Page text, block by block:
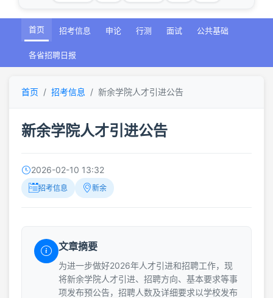
首页 招考信息 申论 行测 面试 公共基础
各省招聘日报
首页 招考信息 新余学院人才引进公告
新余学院人才引进公告
2026-02-10 13:32
招考信息 新余
文章摘要
为进一步做好2026年人才引进和招聘工作，现
将新余学院人才引进、招聘方向、基本要求等事
项发布预公告，招聘人数及详细要求以学校发布